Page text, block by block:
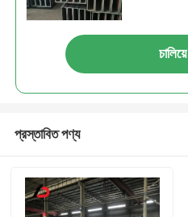
চালিয়ে
প্রস্তাবিত পণ্য